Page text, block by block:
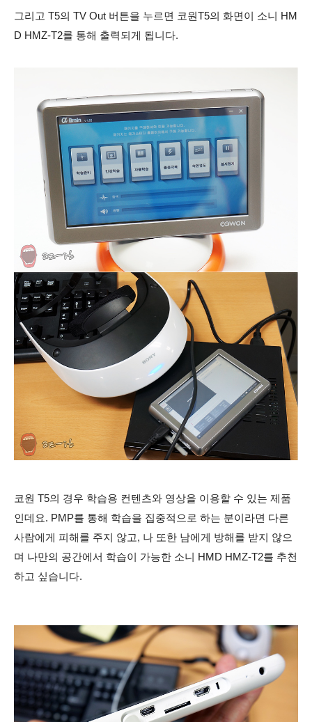
그리고 T5의 TV Out 버튼을 누르면 코원T5의 화면이 소니 HM
D HMZ-T2를 통해 출력되게 됩니다.
코원 T5의 경우 학습용 컨텐츠와 영상을 이용할 수 있는 제품
인데요. PMP를 통해 학습을 집중적으로 하는 분이라면 다른
사람에게 피해를 주지 않고, 나 또한 남에게 방해를 받지 않으
며 나만의 공간에서 학습이 가능한 소니 HMD HMZ-T2를 추천
하고 싶습니다.